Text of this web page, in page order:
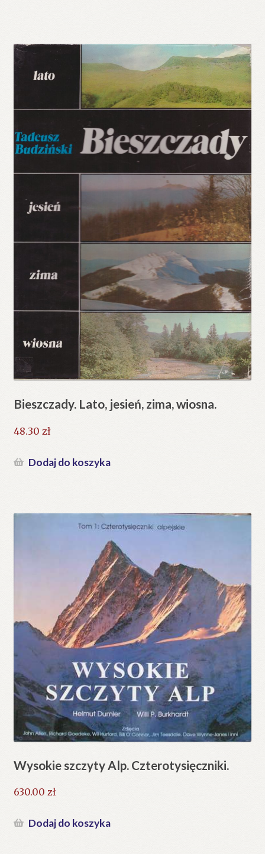
Bieszczady. Lato, jesień, zima, wiosna.
48.30 zł
Dodaj do koszyka
Wysokie szczyty Alp. Czterotysięczniki.
630.00 zł
Dodaj do koszyka